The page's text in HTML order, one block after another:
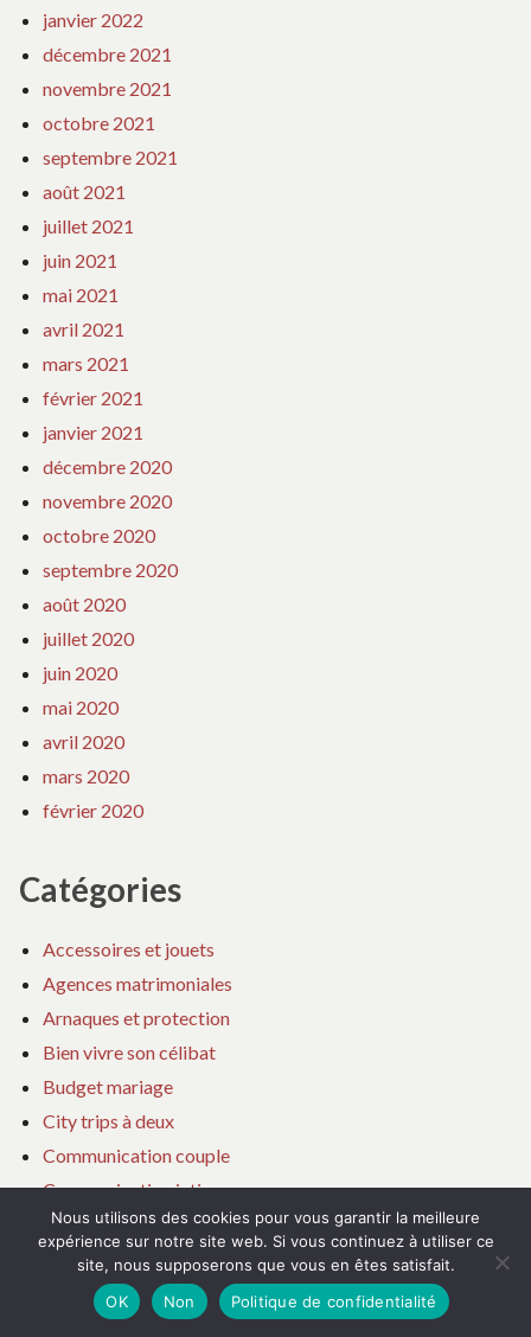
janvier 2022
décembre 2021
novembre 2021
octobre 2021
septembre 2021
août 2021
juillet 2021
juin 2021
mai 2021
avril 2021
mars 2021
février 2021
janvier 2021
décembre 2020
novembre 2020
octobre 2020
septembre 2020
août 2020
juillet 2020
juin 2020
mai 2020
avril 2020
mars 2020
février 2020
Catégories
Accessoires et jouets
Agences matrimoniales
Arnaques et protection
Bien vivre son célibat
Budget mariage
City trips à deux
Communication couple
Communication intime
Compatibilité astrologique
Confiance en soi
Couple à distance
Couple et parentalité
Nous utilisons des cookies pour vous garantir la meilleure
expérience sur notre site web. Si vous continuez à utiliser ce
site, nous supposerons que vous en êtes satisfait.
OK
Non Politique de confidentialité